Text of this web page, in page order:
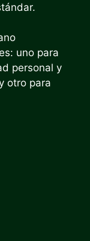
uno para
personal y
otro para